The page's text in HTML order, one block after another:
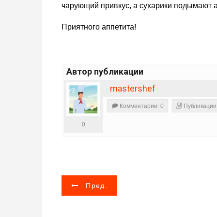
чарующий привкус, а сухарики подымают
Приятного аппетита!
Автор публикации
mastershef
0
Комментарии: 0
Н
Пред.